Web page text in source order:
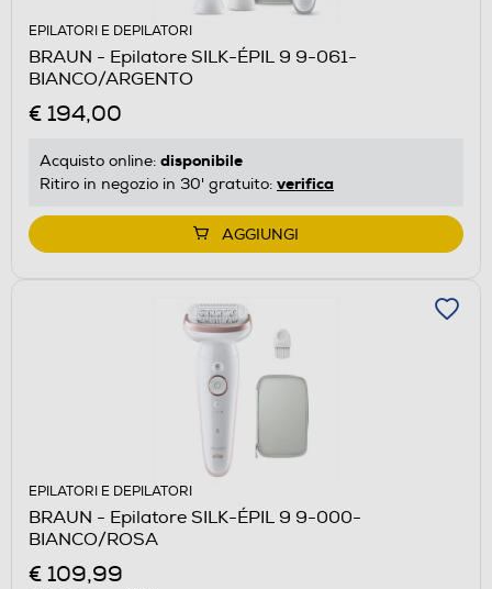
EPILATORI E DEPILATORI
BRAUN - Epilatore SILK-ÉPIL 9 9-061-
BIANCO/ARGENTO
€ 194,00
Acquisto online: disponibile
Ritiro in negozio in 30' gratuito: verifica
AGGIUNGI
EPILATORI E DEPILATORI
BRAUN - Epilatore SILK-ÉPIL 9 9-000-
BIANCO/ROSA
€ 109,99